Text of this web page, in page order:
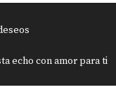
echo con amor para ti
Compra